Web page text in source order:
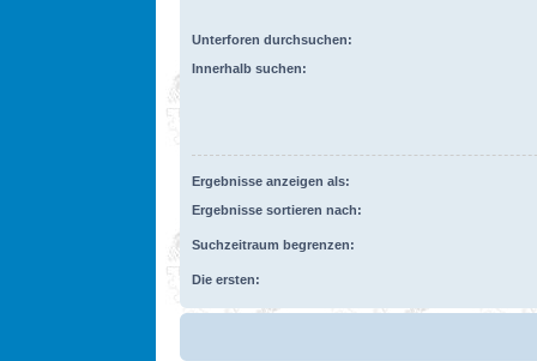
Unterforen durchsuchen:
Innerhalb suchen:
Ergebnisse anzeigen als:
Ergebnisse sortieren nach:
Suchzeitraum begrenzen:
Die ersten: